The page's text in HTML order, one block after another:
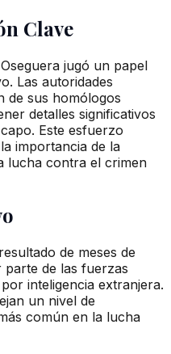
Clave
jugó un papel
Las autoridades
de sus homólogos
detalles significativos
Este esfuerzo
importancia de la
lucha contra el crimen
de meses de
parte de las fuerzas
inteligencia extranjera.
un nivel de
común en la lucha